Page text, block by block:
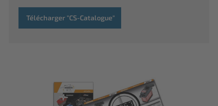
Télécharger "CS-Catalogue"